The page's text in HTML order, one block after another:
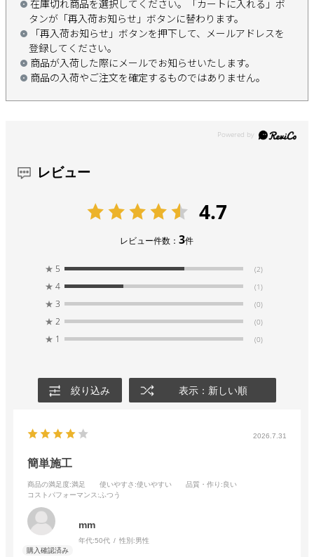
在庫切れ商品を選択してください。「カートに入れる」ボ
タンが「再入荷お知らせ」ボタンに替わります。
「再入荷お知らせ」ボタンを押下して、メールアドレスを
登録してください。
商品が入荷した際にメールでお知らせいたします。
商品の入荷やご注文を確定するものではありません。
レビュー
4.7
レビュー件数：3件
★ 5 (2)
★ 4 (1)
★ 3 (0)
★ 2 (0)
★ 1 (0)
絞り込み 表示：新しい順
2026.7.31
簡単施工
商品の満足度:満足 使いやすさ :使いやすい 品質・作り :良い
コストパフォーマンス :ふつう
mm
年代:50代 性別:男性